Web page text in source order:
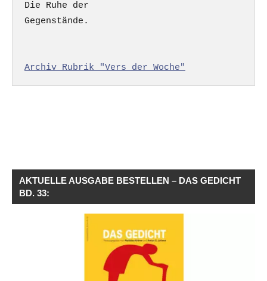
Die Ruhe der
Gegenstände.
Archiv Rubrik "Vers der Woche"
AKTUELLE AUSGABE BESTELLEN – DAS GEDICHT
BD. 33: